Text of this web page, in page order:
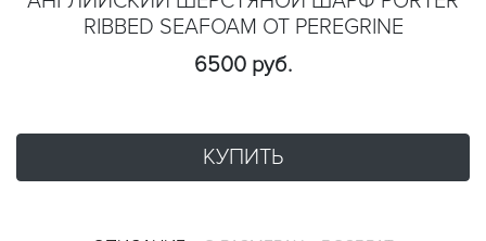
RIBBED SEAFOAM ОТ PEREGRINE
6500 руб.
КУПИТЬ